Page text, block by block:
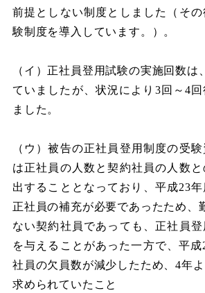
前提としない制度としました（そ
験制度を導入しています。）。
（イ）正社員登用試験の実施回数は
ていましたが、状況により3回～4回
ました。
（ウ）被告の正社員登用制度の受験
は正社員の人数と契約社員の人数
出することとなっており、平成23
正社員の補充が必要であったため、
ない契約社員であっても、正社員
を与えることがあった一方で、平
社員の欠員数が減少したため、4年
求められていたこと